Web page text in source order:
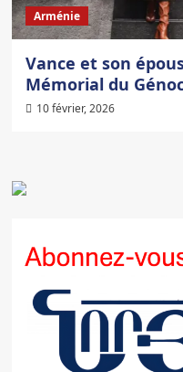
Arménie
Vance et son
Mémorial du
10 février, 2026